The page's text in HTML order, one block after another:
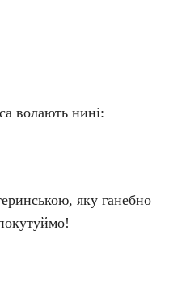
волають нині:
яку ганебно